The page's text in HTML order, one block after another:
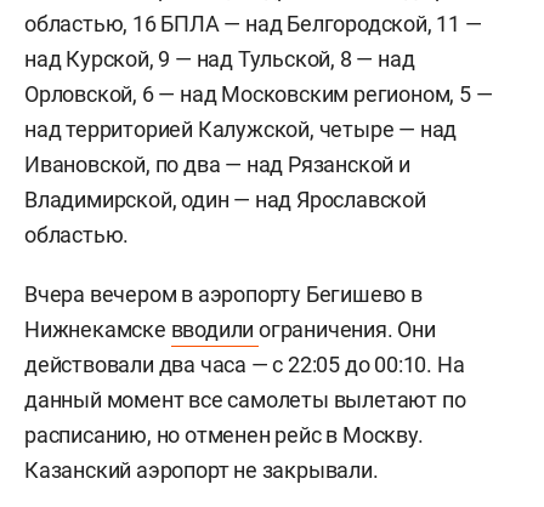
областью, 16 БПЛА — над Белгородской, 11 —
над Курской, 9 — над Тульской, 8 — над
Орловской, 6 — над Московским регионом, 5 —
над территорией Калужской, четыре — над
Ивановской, по два — над Рязанской и
Владимирской, один — над Ярославской
областью.
Вчера вечером в аэропорту Бегишево в
Нижнекамске вводилиограничения. Они
действовали два часа — с 22:05 до 00:10. На
данный момент все самолеты вылетают по
расписанию, но отменен рейс в Москву.
Казанский аэропорт не закрывали.